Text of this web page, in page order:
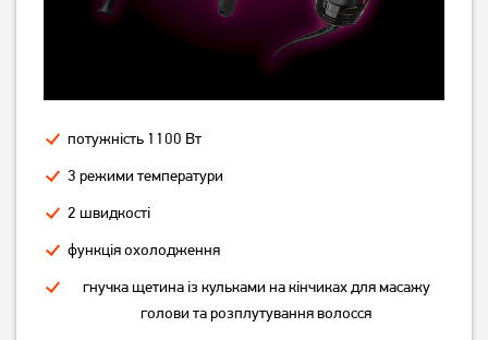
потужність 1100 Вт
3 режими температури
2 швидкості
функція охолодження
гнучка щетина із кульками на кінчиках для масажу
голови та розплутування волосся